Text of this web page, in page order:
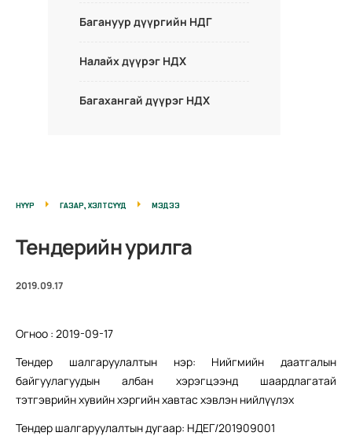
Багануур дүүргийн НДГ
Налайх дүүрэг НДХ
Багахангай дүүрэг НДХ
НҮҮР ГАЗАР, ХЭЛТСҮҮД МЭДЭЭ
Тендерийн урилга
2019.09.17
Огноо : 2019-09-17
Тендер шалгаруулалтын нэр: Нийгмийн даатгалын
байгуулагуудын албан хэрэгцээнд шаардлагатай
тэтгэврийн хувийн хэргийн хавтас хэвлэн нийлүүлэх
Тендер шалгаруулалтын дугаар: НДЕГ/201909001